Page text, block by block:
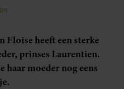
Eloise heeft een sterke
prinses Laurentien.
haar moeder nog eens